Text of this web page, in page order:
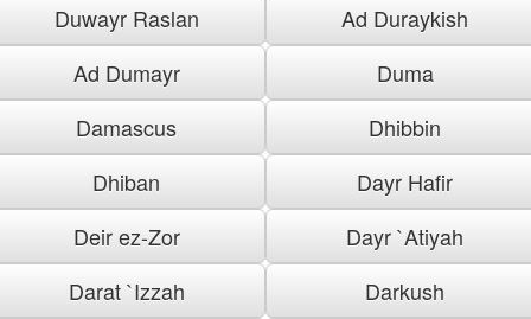
Duwayr Raslan
Ad Duraykish
Ad Dumayr
Duma
Damascus
Dhibbin
Dhiban
Dayr Hafir
Deir ez-Zor
Dayr `Atiyah
Darat `Izzah
Darkush